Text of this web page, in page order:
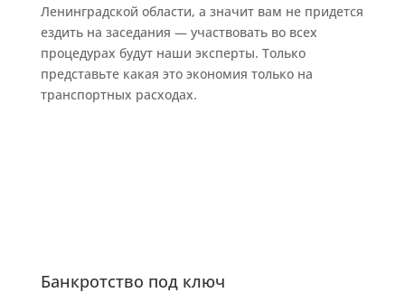
Ленинградской области, а значит вам не придется
ездить на заседания — участвовать во всех
процедурах будут наши эксперты. Только
представьте какая это экономия только на
транспортных расходах.
Банкротство под ключ